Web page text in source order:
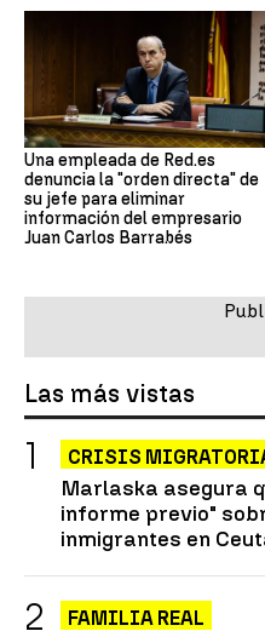
Una empleada de Red.es
denuncia la "orden directa" de
su jefe para eliminar
información del empresario
Juan Carlos Barrabés
Las más vistas
CRISIS
Marlaska asegura
informe previo"
inmigrantes en
FAMILIA REAL